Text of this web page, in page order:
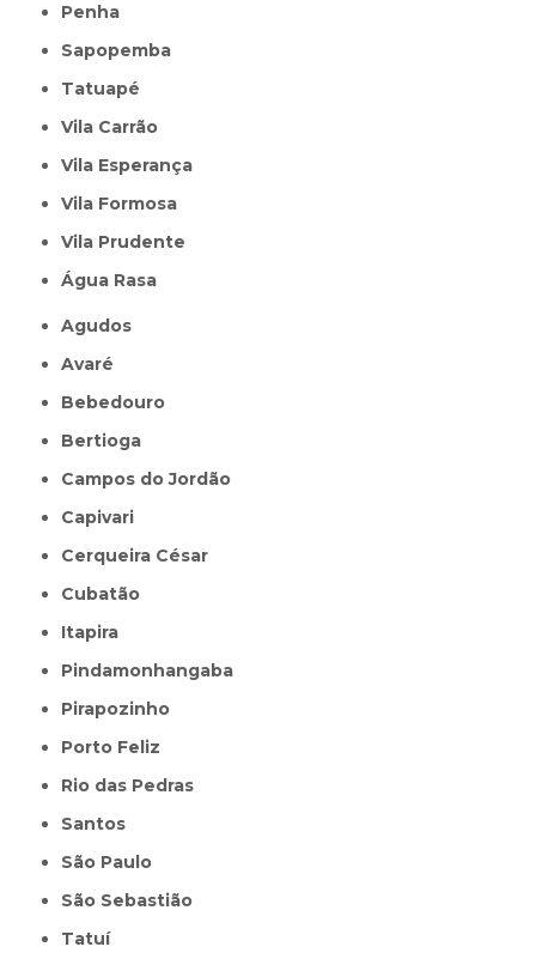
Penha
Sapopemba
Tatuapé
Vila Carrão
Vila Esperança
Vila Formosa
Vila Prudente
Água Rasa
Agudos
Avaré
Bebedouro
Bertioga
Campos do Jordão
Capivari
Cerqueira César
Cubatão
Itapira
Pindamonhangaba
Pirapozinho
Porto Feliz
Rio das Pedras
Santos
São Paulo
São Sebastião
Tatuí